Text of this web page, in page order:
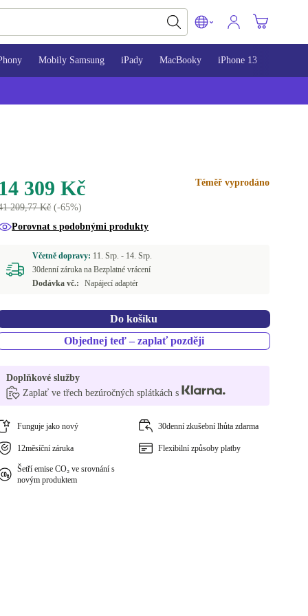
Mobily Samsung iPady MacBooky iPhone 13
14 309 Kč
209,77 Kč(-65%)
Téměř vyprodáno
Porovnat s podobnými produkty
Včetně dopravy: 11. Srp. - 14. Srp.
30denní záruka na Bezplatné vrácení
Dodávka vč.:
Napájecí adaptér
Do košíku
Objednej teď – zaplať později
Doplňkové služby
Zaplať ve třech bezúročných splátkách s
Funguje jako nový 30denní zkušební lhůta zdarma
12měsíční záruka Flexibilní způsoby platby
Šetří emise CO₂ ve srovnání s
novým produktem